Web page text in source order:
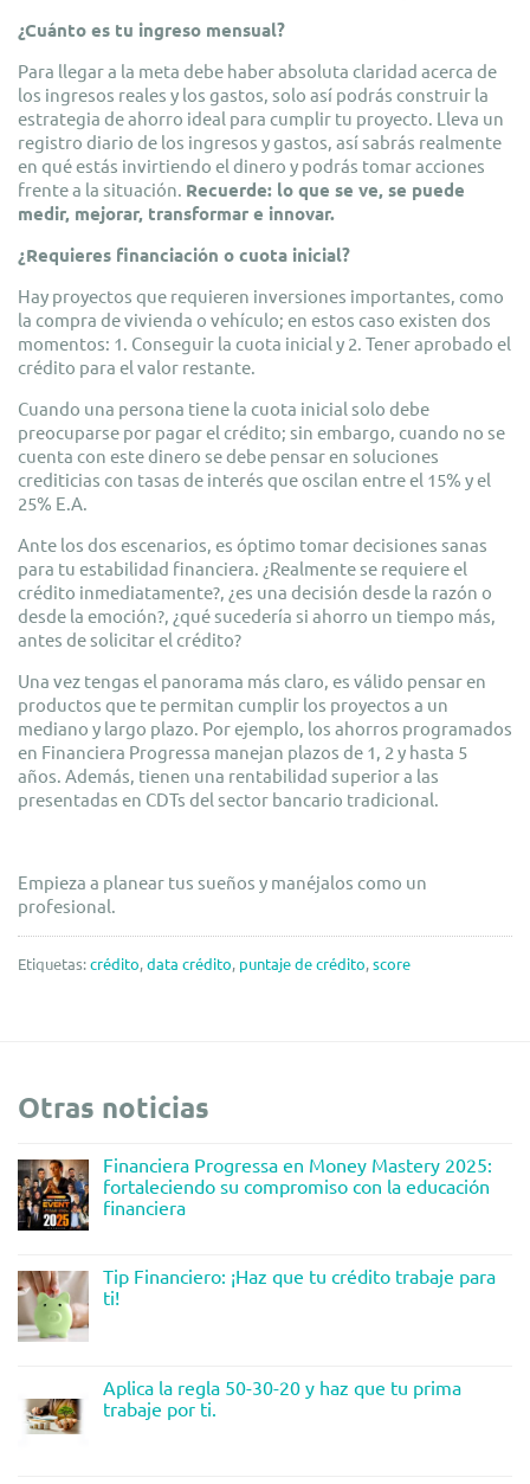
¿Cuánto es tu ingreso mensual?
Para llegar a la meta debe haber absoluta claridad acerca de
los ingresos reales y los gastos, solo así podrás construir la
estrategia de ahorro ideal para cumplir tu proyecto. Lleva un
registro diario de los ingresos y gastos, así sabrás realmente
en qué estás invirtiendo el dinero y podrás tomar acciones
frente a la situación. Recuerde: lo que se ve, se puede
medir, mejorar, transformar e innovar.
¿Requieres financiación o cuota inicial?
Hay proyectos que requieren inversiones importantes, como
la compra de vivienda o vehículo; en estos caso existen dos
momentos: 1. Conseguir la cuota inicial y 2. Tener aprobado el
crédito para el valor restante.
Cuando una persona tiene la cuota inicial solo debe
preocuparse por pagar el crédito; sin embargo, cuando no se
cuenta con este dinero se debe pensar en soluciones
crediticias con tasas de interés que oscilan entre el 15% y el
25% E.A.
Ante los dos escenarios, es óptimo tomar decisiones sanas
para tu estabilidad financiera. ¿Realmente se requiere el
crédito inmediatamente?, ¿es una decisión desde la razón o
desde la emoción?, ¿qué sucedería si ahorro un tiempo más,
antes de solicitar el crédito?
Una vez tengas el panorama más claro, es válido pensar en
productos que te permitan cumplir los proyectos a un
mediano y largo plazo. Por ejemplo, los ahorros programados
en Financiera Progressa manejan plazos de 1, 2 y hasta 5
años. Además, tienen una rentabilidad superior a las
presentadas en CDTs del sector bancario tradicional.
Empieza a planear tus sueños y manéjalos como un
profesional.
Etiquetas:crédito,data crédito, puntaje de crédito,score
Otras noticias
Financiera Progressa en Money Mastery 2025:
fortaleciendo su compromiso con la educación
financiera
Tip Financiero: ¡Haz que tu crédito trabaje para
ti!
Aplica la regla 50-30-20 y haz que tu prima
trabaje por ti.